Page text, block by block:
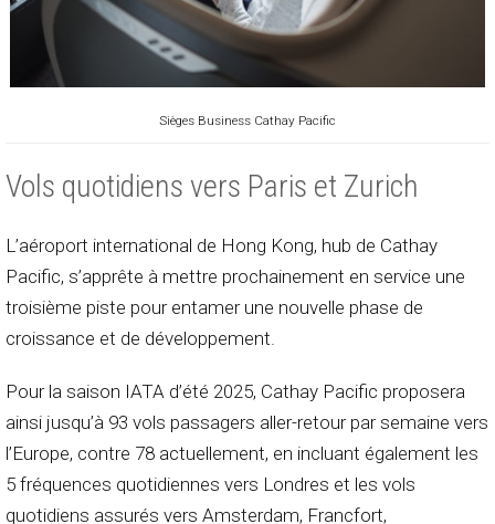
Sièges Business Cathay Pacific
Vols quotidiens vers Paris et Zurich
L’aéroport international de Hong Kong, hub de Cathay
Pacific, s’apprête à mettre prochainement en service une
troisième piste pour entamer une nouvelle phase de
croissance et de développement.
Pour la saison IATA d’été 2025, Cathay Pacific proposera
ainsi jusqu’à 93 vols passagers aller-retour par semaine vers
l’Europe, contre 78 actuellement, en incluant également les
5 fréquences quotidiennes vers Londres et les vols
quotidiens assurés vers Amsterdam, Francfort,